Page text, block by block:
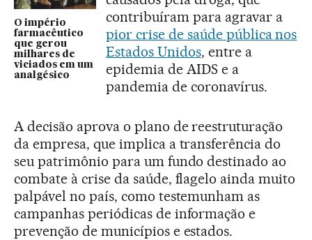
O império
farmacêutico
que gerou
milhares de
viciados em um
analgésico
contribuíram para agravar a
pior crise de saúde pública nos
Estados Unidos, entre a
epidemia de AIDS e a
pandemia de coronavírus.
A decisão aprova o plano de reestruturação
da empresa, que implica a transferência do
seu patrimônio para um fundo destinado ao
combate à crise da saúde, flagelo ainda muito
palpável no país, como testemunham as
campanhas periódicas de informação e
prevenção de municípios e estados.